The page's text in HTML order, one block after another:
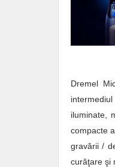
Dremel
iluminate,
compacte
gravării /
curăţare şi